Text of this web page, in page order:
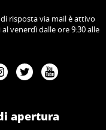
risposta via mail è attivo
venerdì dalle ore 9:30 alle
apertura